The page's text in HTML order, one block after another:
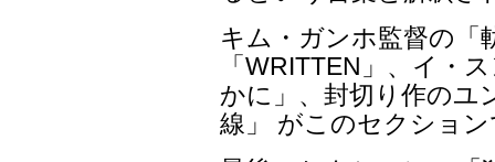
キム・ガンホ監督の「
「WRITTEN」、イ・
かに」、封切り作のユ
線」 がこのセクショ